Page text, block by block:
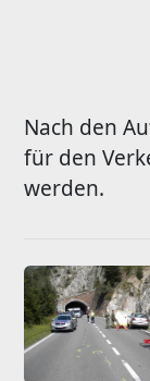
Nach den
für den
werden.